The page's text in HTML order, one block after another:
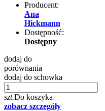
Producent:
Ana
Hickmann
Dostępność:
Dostępny
dodaj do
porównania
dodaj do schowka
szt.Do koszyka
zobacz szczegóły